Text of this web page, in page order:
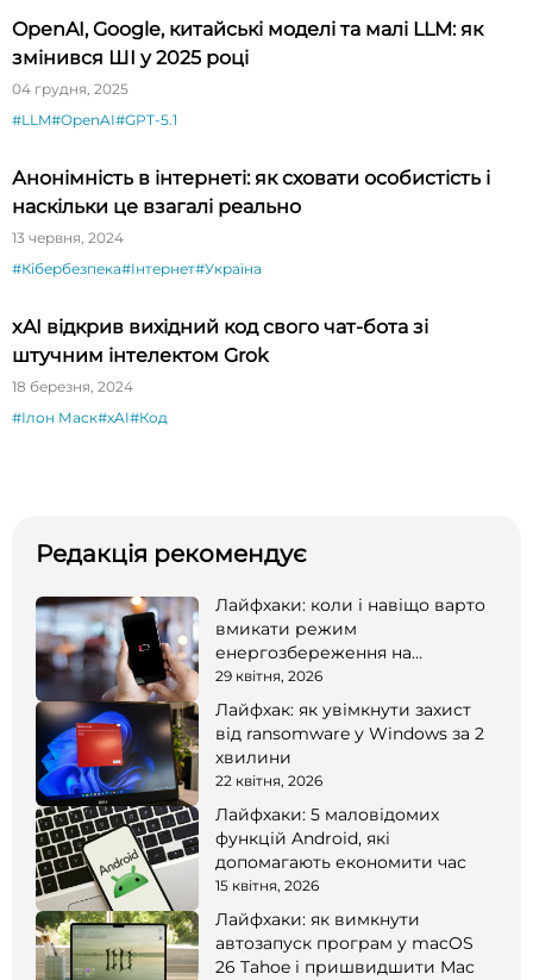
OpenAI, Google, китайські моделі та малі LLM: як
змінився ШІ у 2025 році
04 грудня, 2025
#LLM#OpenAI#GPT-5.1
Анонімність в інтернеті: як сховати особистість і
наскільки це взагалі реально
13 червня, 2024
#Кібербезпека#Інтернет#Україна
xAI відкрив вихідний код свого чат-бота зі
штучним інтелектом Grok
18 березня, 2024
#Ілон Маск#xAI#Код
Редакція рекомендує
Лайфхаки: коли і навіщо варто
вмикати режим
енергозбереження на
смартфоні
29 квітня, 2026
Лайфхак: як увімкнути захист
від ransomware у Windows за 2
хвилини
22 квітня, 2026
Лайфхаки: 5 маловідомих
функцій Android, які
допомагають економити час
15 квітня, 2026
Лайфхаки: як вимкнути
автозапуск програм у macOS
26 Tahoe і пришвидшити Mac